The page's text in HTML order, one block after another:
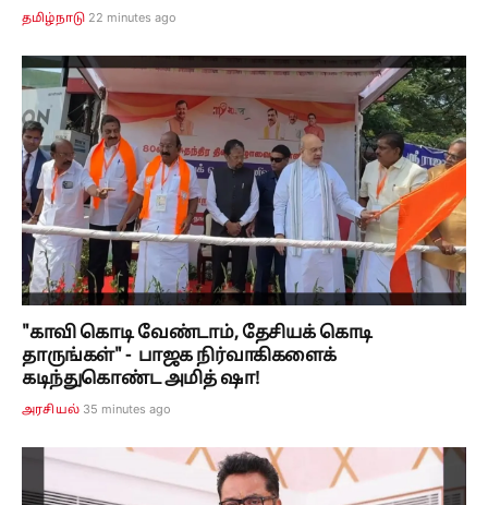
தமிழ்நாடு 22 minutes ago
"காவி கொடி வேண்டாம், தேசியக் கொடி
தாருங்கள்" - பாஜக நிர்வாகிகளைக்
கடிந்துகொண்ட அமித் ஷா!
அரசியல் 35 minutes ago